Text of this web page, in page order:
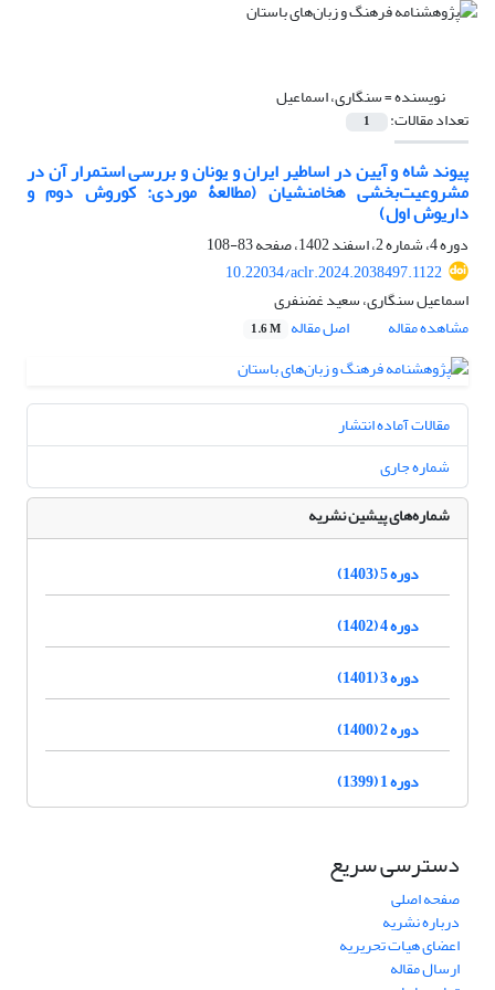
نویسنده =سنگاری، اسماعیل
تعداد مقالات: 1
پیوند شاه و آیین در اساطیر ایران و یونان و بررسی استمرار آن در
مشروعیت‌بخشی هخامنشیان (مطالعۀ موردی: کوروش دوم و
داریوش اول)
دوره 4، شماره 2، اسفند 1402، صفحه
83-108
10.22034/aclr.2024.2038497.1122
اسماعیل سنگاری، سعید غضنفری
مشاهده مقاله
اصل مقاله 1.6 M
مقالات آماده انتشار
شماره جاری
شماره‌های پیشین نشریه
دوره 5 (1403)
دوره 4 (1402)
دوره 3 (1401)
دوره 2 (1400)
دوره 1 (1399)
دسترسی سریع
صفحه اصلی
درباره نشریه
اعضای هیات تحریریه
ارسال مقاله